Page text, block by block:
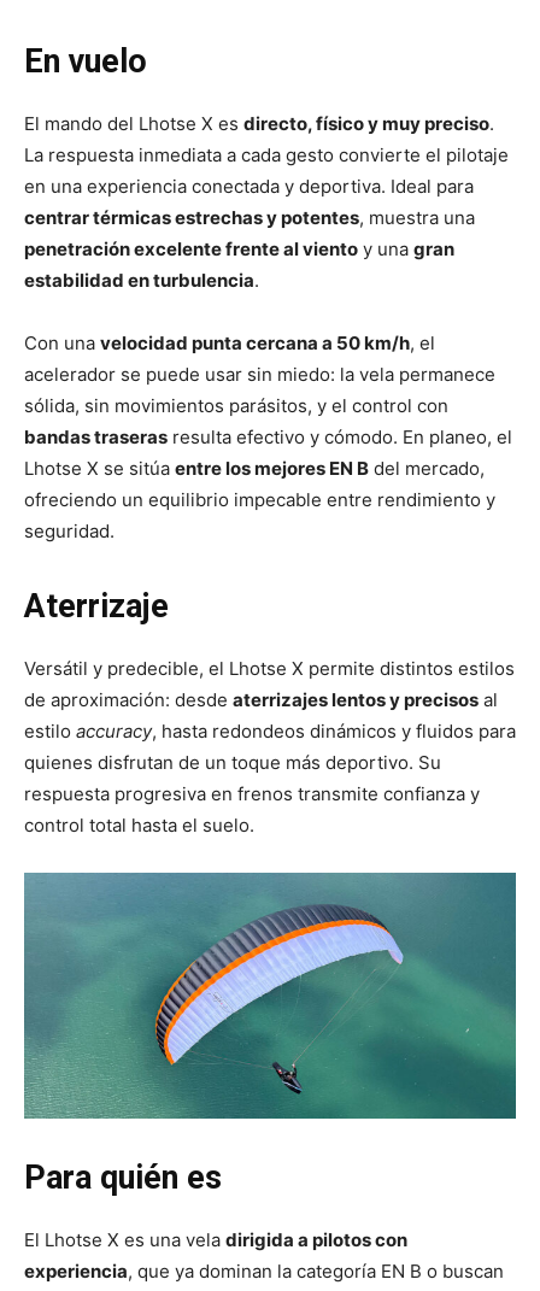
En vuelo
El mando del Lhotse X es directo, físico y muy preciso.
La respuesta inmediata a cada gesto convierte el pilotaje
en una experiencia conectada y deportiva. Ideal para
centrar térmicas estrechas y potentes, muestra una
penetración excelente frente al viento y una gran
estabilidad en turbulencia.
Con una velocidad punta cercana a 50 km/h, el
acelerador se puede usar sin miedo: la vela permanece
sólida, sin movimientos parásitos, y el control con
bandas traseras resulta efectivo y cómodo. En planeo, el
Lhotse X se sitúa entre los mejores EN B del mercado,
ofreciendo un equilibrio impecable entre rendimiento y
seguridad.
Aterrizaje
Versátil y predecible, el Lhotse X permite distintos estilos
de aproximación: desde aterrizajes lentos y precisos al
estilo accuracy, hasta redondeos dinámicos y fluidos para
quienes disfrutan de un toque más deportivo. Su
respuesta progresiva en frenos transmite confianza y
control total hasta el suelo.
Para quién es
El Lhotse X es una vela dirigida a pilotos con
experiencia, que ya dominan la categoría EN B o buscan